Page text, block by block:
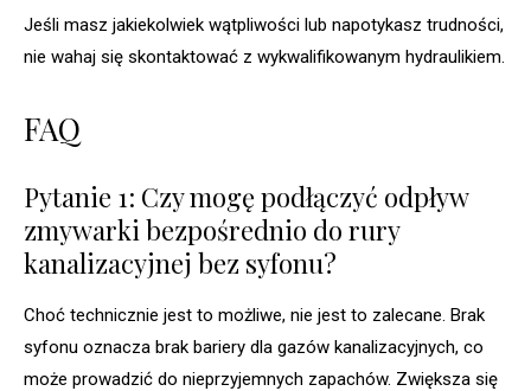
Jeśli masz jakiekolwiek wątpliwości lub napotykasz trudności,
nie wahaj się skontaktować z wykwalifikowanym hydraulikiem.
FAQ
Pytanie 1: Czy mogę podłączyć odpływ
zmywarki bezpośrednio do rury
kanalizacyjnej bez syfonu?
Choć technicznie jest to możliwe, nie jest to zalecane. Brak
syfonu oznacza brak bariery dla gazów kanalizacyjnych, co
może prowadzić do nieprzyjemnych zapachów. Zwiększa się